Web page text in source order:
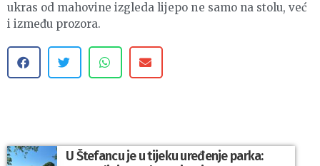
ukras od mahovine izgleda lijepo ne samo na stolu, već
i između prozora.
U Štefancu je u tijeku uređenje parka: